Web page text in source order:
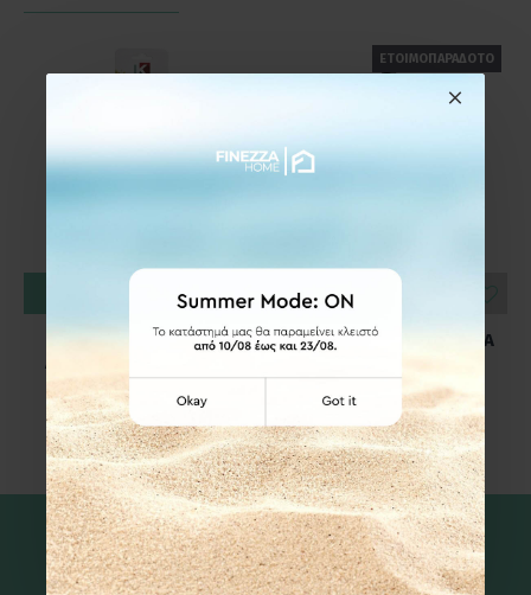
603876-40cm YELLOW
ΑΝΟΞ. ΛΑΒΙΔΑ ΚΡΕΑΤΟΣ
3,83€
ΕΤΟΙΜΟΠΑΡΑΔΟΤΟ
ANKOR 793310 ΣΠΑΤΟΥΛΑ
2,70€
Καλέστε μας